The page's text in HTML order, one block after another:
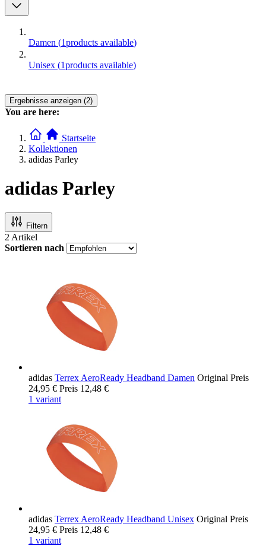
Damen (1products available)
Unisex (1products available)
Ergebnisse anzeigen (2)
You are here:
Startseite
Kollektionen
adidas Parley
adidas Parley
Filtern
2 Artikel
Sortieren nach
adidas Terrex AeroReady Headband Damen Original Preis
24,95 € Preis 12,48 €
1 variant
adidas Terrex AeroReady Headband Unisex Original Preis
24,95 € Preis 12,48 €
1 variant